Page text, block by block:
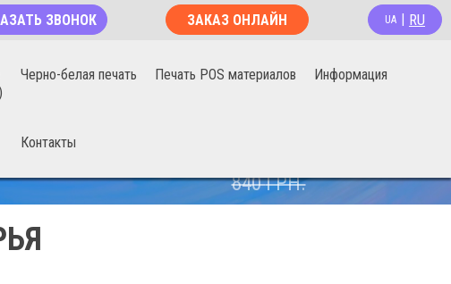
ЗВОНОК ЗАКАЗ ОНЛАЙН UA RU
Черно-белая печать Печать POS материалов Информация
Контакты
840ГРН.